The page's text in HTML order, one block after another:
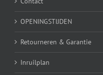
OPENINGSTIJDEN
Retourneren & Garantie
Inruilplan